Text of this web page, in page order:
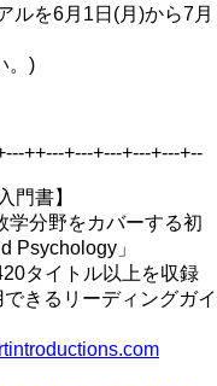
ルを6月1日(月)から7月
。)
++---+---+---+---+---+--
門書】
学分野をカバーする初
Psychology」
タイトル以上を収録
きるリーディングガイ